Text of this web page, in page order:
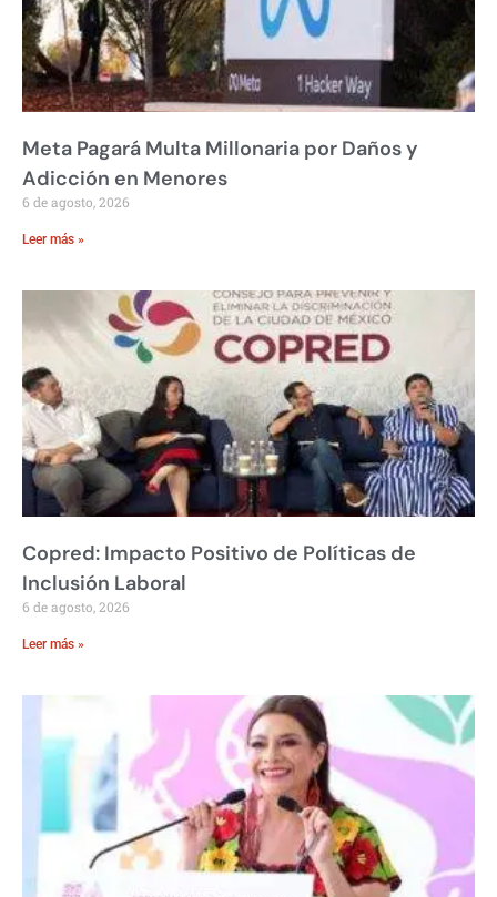
Meta Pagará Multa Millonaria por Daños y
Adicción en Menores
6 de agosto, 2026
Leer más »
Copred: Impacto Positivo de Políticas de
Inclusión Laboral
6 de agosto, 2026
Leer más »